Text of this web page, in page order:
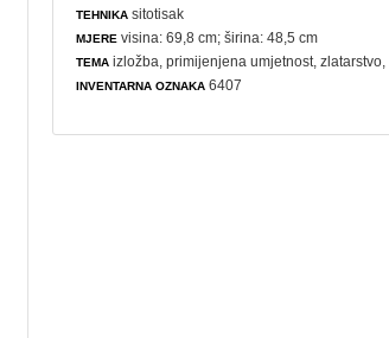
TEHNIKA sitotisak
MJERE visina: 69,8 cm; širina: 48,5 cm
TEMA izložba ,primijenjena umjetnost ,zlatarstvo
INVENTARNA OZNAKA 6407